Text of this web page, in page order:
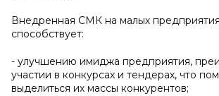
Внедренная СМК на малых
способствует:
- улучшению имиджа предприятия,
участии в конкурсах и тендерах, что
выделиться их массы конкурентов;